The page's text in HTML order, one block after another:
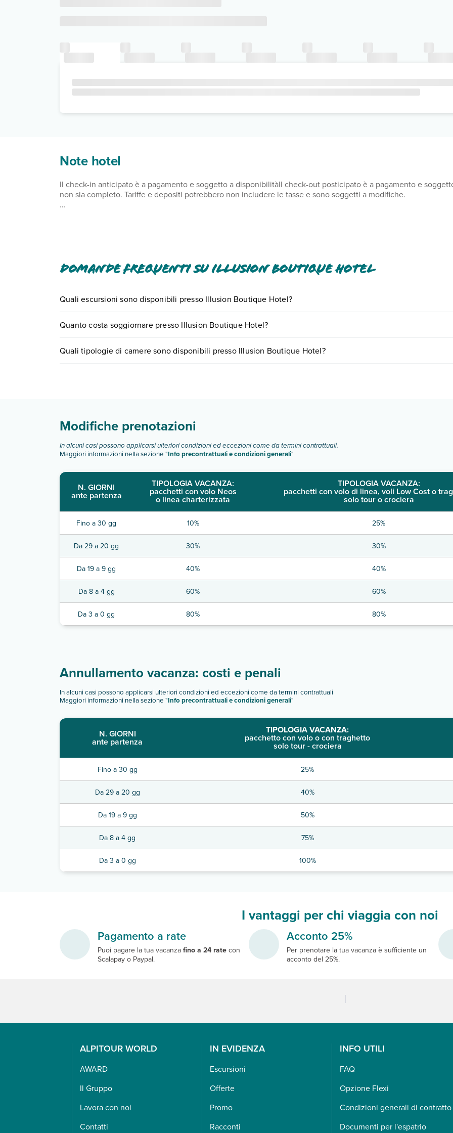
Note hotel
Il check-in anticipato è a pagamento e soggetto a disponibilitàIl check-out posticipato è a pagamento e
non sia completo. Tariffe e depositi potrebbero non includere le tasse e sono soggetti a modifiche.
Domande frequenti su Illusion Boutique Hotel
Quali escursioni sono disponibili presso Illusion Boutique Hotel?
0721.17231 oprenotando un appuntamento .
Quanto costa soggiornare presso Illusion Boutique Hotel?
quando partire.
Quali tipologie di camere sono disponibili presso Illusion Boutique Hotel?
Modifiche prenotazioni
In alcuni casi possono applicarsi ulteriori condizioni ed eccezioni come da termini contrattuali.
Maggiori informazioni nella sezione "Info precontrattuali e condizioni generali"
N. GIORNI
ante partenza
TIPOLOGIA VACANZA:
pacchetti con volo Neos
o linea charterizzata
TIPOLOGIA VACANZA:
pacchetti con volo di linea, voli Low Cost o
solo tour o crociera
Fino a 30 gg 10% 25%
Da 29 a 20 gg 30% 30%
Da 19 a 9 gg 40% 40%
Da 8 a 4 gg 60% 60%
Da 3 a 0 gg 80% 80%
Annullamento vacanza: costi e penali
In alcuni casi possono applicarsi ulteriori condizioni ed eccezioni come da termini contrattuali
Maggiori informazioni nella sezione "Info precontrattuali e condizioni generali"
N. GIORNI
ante partenza
TIPOLOGIA VACANZA:
pacchetto con volo o con traghetto
solo tour - crociera
Fino a 30 gg 25%
Da 29 a 20 gg 40%
Da 19 a 9 gg 50%
Da 8 a 4 gg 75%
Da 3 a 0 gg 100%
I vantaggi per chi viaggia con noi
Pagamento a rate
Puoi pagare la tua vacanza fino a 24 rate con
Scalapay o Paypal.
Acconto 25%
Per prenotare la tua vacanza è sufficiente un
acconto del 25%.
ALPITOUR WORLD
AWARD
Il Gruppo
Lavora con noi
Contatti
IN EVIDENZA
Escursioni
Offerte
Promo
Racconti
INFO UTILI
FAQ
Opzione Flexi
Condizioni generali di contratto
Documenti per l'espatrio